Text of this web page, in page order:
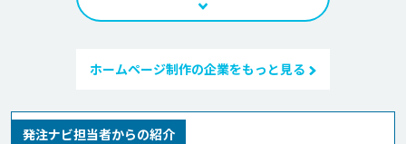
ホームページ制作の企業をもっと見る
発注ナビ担当者からの紹介